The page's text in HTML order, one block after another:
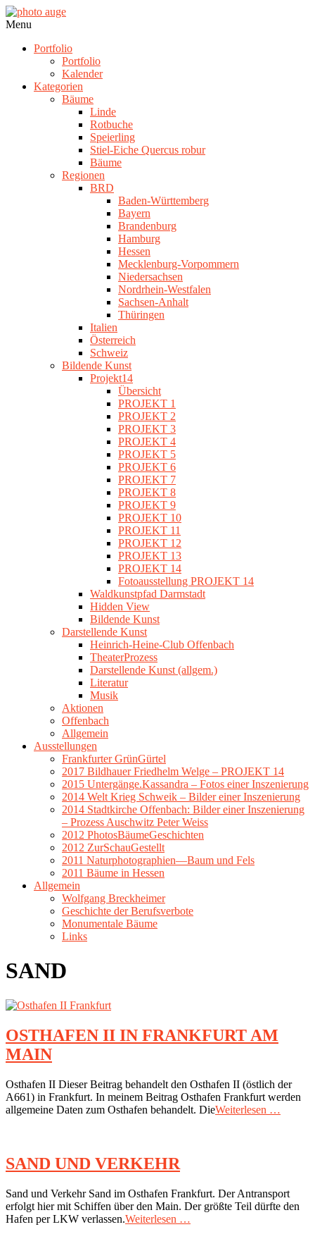
Skip
to
photo
Navigation
Menu
Portfolio
Portfolio
Kalender
Kategorien
Bäume
Linde
Rotbuche
Speierling
Stiel-Eiche Quercus robur
Bäume
Regionen
BRD
Baden-Württemberg
Bayern
Brandenburg
Hamburg
Hessen
Mecklenburg-Vorpommern
Niedersachsen
Nordrhein-Westfalen
Sachsen-Anhalt
Thüringen
Italien
Österreich
Schweiz
Bildende Kunst
Projekt14
Übersicht
PROJEKT 1
PROJEKT 2
PROJEKT 3
PROJEKT 4
PROJEKT 5
PROJEKT 6
PROJEKT 7
PROJEKT 8
PROJEKT 9
PROJEKT 10
PROJEKT 11
PROJEKT 12
PROJEKT 13
PROJEKT 14
Fotoausstellung PROJEKT 14
Waldkunstpfad Darmstadt
Hidden View
Bildende Kunst
Darstellende Kunst
Heinrich-Heine-Club Offenbach
TheaterProzess
Darstellende Kunst (allgem.)
Literatur
Musik
Aktionen
Offenbach
Allgemein
Ausstellungen
Frankfurter GrünGürtel
2017 Bildhauer Friedhelm Welge – PROJEKT 14
2015 Untergänge.Kassandra – Fotos einer Inszenierung
2014 Welt Krieg Schweik – Bilder einer Inszenierung
2014 Stadtkirche Offenbach: Bilder einer Inszenierung
– Prozess Auschwitz Peter Weiss
2012 PhotosBäumeGeschichten
2012 ZurSchauGestellt
2011 Naturphotographien—Baum und Fels
2011 Bäume in Hessen
Allgemein
Wolfgang Breckheimer
Geschichte der Berufsverbote
Monumentale Bäume
Links
SAND
OSTHAFEN II IN FRANKFURT AM
MAIN
2020-
09-
08
Osthafen II Dieser Beitrag behandelt den Osthafen II (östlich der
A661) in Frankfurt. In meinem Beitrag Osthafen Frankfurt werden
allgemeine Daten zum Osthafen behandelt. DieWeiterlesen …
SAND UND VERKEHR
2020-
05-
21
Sand und Verkehr Sand im Osthafen Frankfurt. Der Antransport
erfolgt hier mit Schiffen über den Main. Der größte Teil dürfte den
Hafen per LKW verlassen.Weiterlesen …